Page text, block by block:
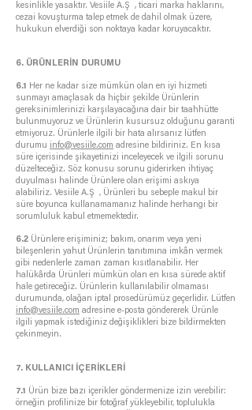
kesinlikle yasaktır. Vesiile A.Ş , ticari marka haklarını,
cezai kovuşturma talep etmek de dahil olmak üzere,
hukukun elverdiği son noktaya kadar koruyacaktır.
6. ÜRÜNLERİN DURUMU
6.1
Her ne kadar size mümkün olan en iyi hizmeti
sunmayı amaçlasak da hiçbir şekilde Ürünlerin
gereksinimlerinizi karşılayacağına dair bir taahhütte
bulunmuyoruz ve Ürünlerin kusursuz olduğunu garanti
etmiyoruz. Ürünlerle ilgili bir hata alırsanız lütfen
durumu info@vesiile.com adresine bildiriniz. En kısa
süre içerisinde şikayetinizi inceleyecek ve ilgili sorunu
düzelteceğiz. Söz konusu sorunu giderirken ihtiyaç
duyulması halinde Ürünlere olan erişimi askıya
alabiliriz. Vesiile A.Ş , Ürünleri bu sebeple makul bir
süre boyunca kullanamamanız halinde herhangi bir
sorumluluk kabul etmemektedir.
6.2 Ürünlere erişiminiz; bakım, onarım veya yeni
bileşenlerin yahut Ürünlerin tanıtımına imkân vermek
gibi nedenlerle zaman zaman kısıtlanabilir. Her
halükârda Ürünleri mümkün olan en kısa sürede aktif
hale getireceğiz. Ürünlerin kullanılabilir olmaması
durumunda, olağan iptal prosedürümüz geçerlidir. Lütfen
info@vesiile.com adresine e-posta göndererek Ürünle
ilgili yapmak istediğiniz değişiklikleri bize bildirmekten
çekinmeyin.
7. KULLANICI İÇERİKLERİ
7.1
Ürün bize bazı içerikler göndermenize izin verebilir:
örneğin profilinize bir fotoğraf yükleyebilir, toplulukla